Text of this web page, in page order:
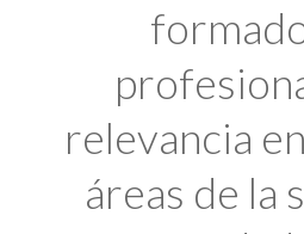
relevancia
áreas de la